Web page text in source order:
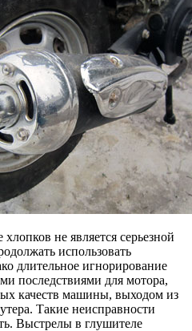
не является серьезной
использовать
длительное игнорирование
последствиями для мотора,
качеств машины, выходом из
Такие неисправности
Выстрелы в глушителе